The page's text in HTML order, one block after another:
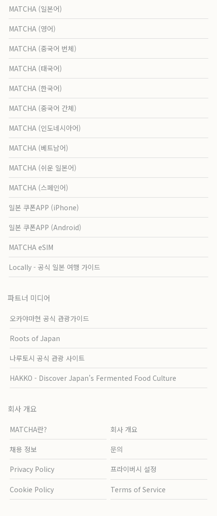
MATCHA (일본어)
MATCHA (영어)
MATCHA (중국어 번체)
MATCHA (태국어)
MATCHA (한국어)
MATCHA (중국어 간체)
MATCHA (인도네시아어)
MATCHA (베트남어)
MATCHA (쉬운 일본어)
MATCHA (스페인어)
일본 쿠폰APP (iPhone)
일본 쿠폰APP (Android)
MATCHA eSIM
Locally - 공식 일본 여행 가이드
파트너 미디어
오카야마현 공식 관광가이드
Roots of Japan
나루토시 공식 관광 사이트
HAKKO - Discover Japan’s Fermented Food Culture
회사 개요
MATCHA란? 회사 개요
채용 정보 문의
Privacy Policy 프라이버시 설정
Cookie Policy Terms of Service